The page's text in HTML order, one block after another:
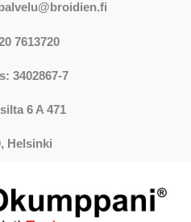
7613720
3402867-7
6 A 471
Helsinki